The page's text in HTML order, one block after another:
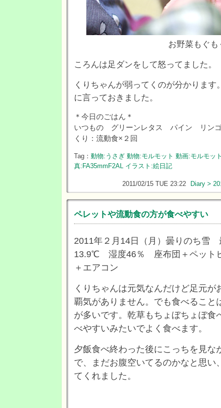
お野菜もぐも
ころんは足ダンをして怒ってました。
くりちゃんが弱ってくのが分かりま
に言っておきました。
＊今日のごはん＊
いつもの グリーンレタス パイン リン
くり：流動食×２回
Tag： 動物:うさぎ 動物:モルモット 動画:モルモッ
真:FA35mmF2AL イラスト:絵日記
2011/02/15 TUE 23:22 Diary >
ペレットや流動食の方が食べやすい
2011年２月14日（月）曇りのち
13.9℃ 湿度46％ 座布団＋ペット
＋エアコン
くりちゃんは元気なんだけど足元が
覇気がありません。でも食べること
が多いです。乾草もちょぼちょぼ食
べやすいみたいでよく食べます。
夕飯食べ終わった後にこっちを見な
で、まだお腹空いてるのかなと思い
てくれました。